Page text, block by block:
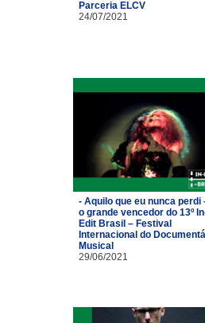
Parceria ELCV
24/07/2021
- Aquilo que eu nunca perdi
o grande vencedor do 13º
Edit Brasil – Festival
Internacional do
Musical
29/06/2021